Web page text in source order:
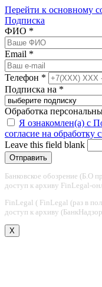
Перейти к основному
Подписка
ФИО *
Email *
Телефон *
Подписка на *
Обработка
Я ознакомлен(а) с
согласие на
Leave this field blank
Банковское обозрение (Б.О
доступ к архиву FinLegal-
FinLegal ( FinLegal (раз в
доступ к архиву
X